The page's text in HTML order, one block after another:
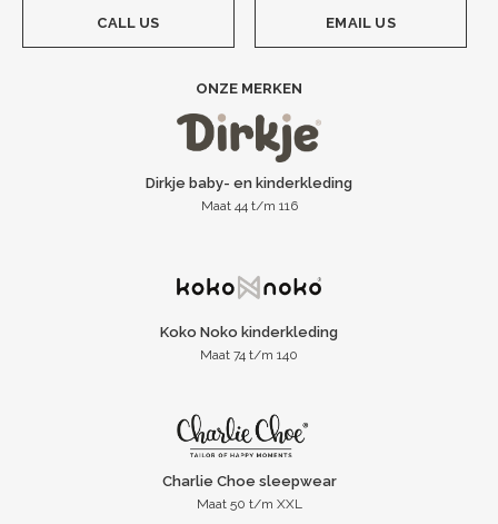
CALL US EMAIL US
ONZE MERKEN
Dirkje baby- en kinderkleding
Maat 44 t/m 116
Koko Noko kinderkleding
Maat 74 t/m 140
Charlie Choe sleepwear
Maat 50 t/m XXL